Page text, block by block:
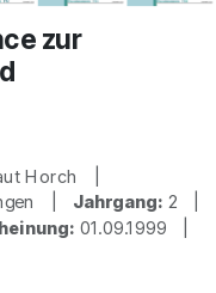
zur
Horch |
| Jahrgang: 2 |
01.09.1999 |